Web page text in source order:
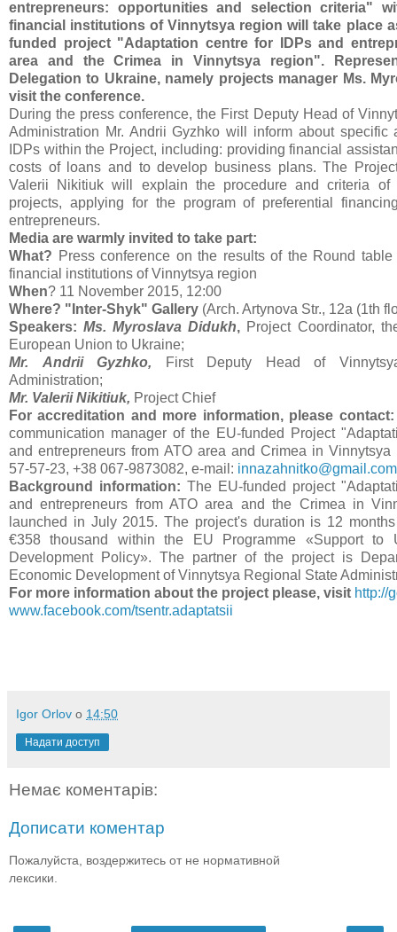
entrepreneurs: opportunities and selection criteria"
financial institutions of Vinnytsya region will take place
funded project "Adaptation centre for IDPs and
area and the Crimea in Vinnytsya region".
Delegation to Ukraine, namely projects manager Ms.
visit the conference.
During the press conference, the First Deputy Head of
Administration Mr. Andrii Gyzhko will inform about specific
IDPs within the Project, including: providing financial
costs of loans and to develop business plans. The
Valerii Nikitiuk will explain the procedure and criteria of
projects, applying for the program of preferential
entrepreneurs.
Media are warmly invited to take part:
What? Press conference on the results of the Round
financial institutions of Vinnytsya region
When? 11 November 2015, 12:00
Where? "Inter-Shyk" Gallery (Arch. Artynova Str., 12a (1th
Speakers: Ms. Myroslava Didukh, Project Coordinator,
European Union to Ukraine;
Mr.
Andrii Gyzhko,
First Deputy Head of
Administration;
Mr. Valerii Nikitiuk, Project Chief
For accreditation and more information, please
communication manager of the EU-funded Project
and entrepreneurs from ATO area and Crimea in Vinnytsya
57-57-23, +38 067-9873082, e-mail: innazahnitko@gmail.com
Background information: The EU-funded project
and entrepreneurs from ATO area and the Crimea in
launched in July 2015. The project's duration is 12
€358 thousand within the EU Programme «Support to
Development Policy». The partner of the project is
Economic Development of Vinnytsya Regional State
For more information about the project please, visit http://
www.facebook.com/tsentr.adaptatsii
Igor Orlov о 14:50
Надати доступ
Немає коментарів:
Дописати коментар
Пожалуйста, воздержитесь от не нормативной
лексики.